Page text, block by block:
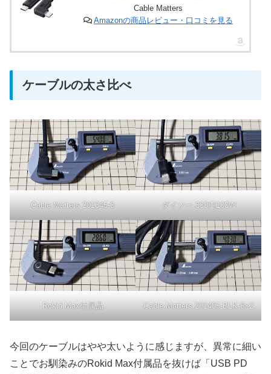
Cable Matters
Amazonの商品レビュー・口コミを見る
ケーブルの太さ比べ
Cable Matters 201345-6 ダイソー 330円100W
Rokid Max付属品 Cable Matters 201405-BLK-6×2
今回のケーブルはやや太いように感じますが、異常に細い
ことでお馴染みのRokid Max付属品を抜けば「USB PD